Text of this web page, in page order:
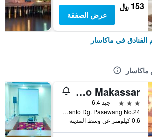
153 ﷼
عرض الصفقة
في ماكاسار
Collection O 1279 Hotel Grand Celino Makassar
3 نجوم
جيد 6.4
Jl. Lanto Dg. Pasewang No.24, ماكاسار, إندونيسيا
0.6 كيلومتر عن وسط المدينة